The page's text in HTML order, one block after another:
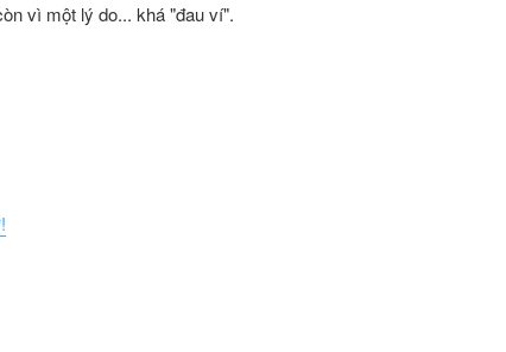
vì một lý do... khá "đau ví".